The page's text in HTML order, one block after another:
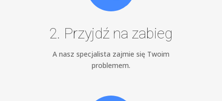
2. Przyjdź na zabieg
A nasz specjalista zajmie się Twoim
problemem.